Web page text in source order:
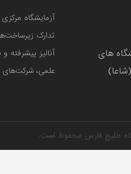
های
تدارک
آنالیز پیشرفته
علمی، شرکت‌های
خلیج فارس محفوظ است.